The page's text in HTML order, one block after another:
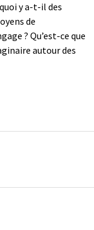
y a-t-il des
de
? Qu’est-ce que
autour des